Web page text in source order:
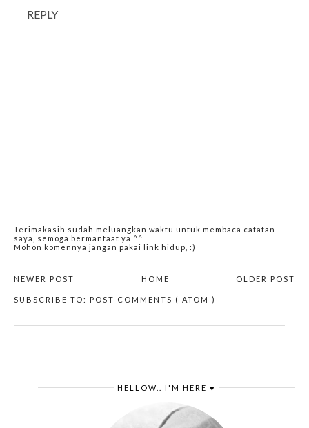
REPLY
Terimakasih sudah meluangkan waktu untuk membaca catatan
saya, semoga bermanfaat ya ^^
Mohon komennya jangan pakai link hidup, :)
NEWER POST OLDER POST
HOME
SUBSCRIBE TO: POST COMMENTS ( ATOM )
HELLOW.. I'M HERE ♥